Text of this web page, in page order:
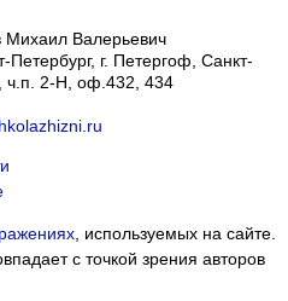
Валерьевич
Петербург, г. Петергоф, Санкт-
ч.п. 2-Н, оф.432, 434
, используемых на сайте.
с точкой зрения авторов